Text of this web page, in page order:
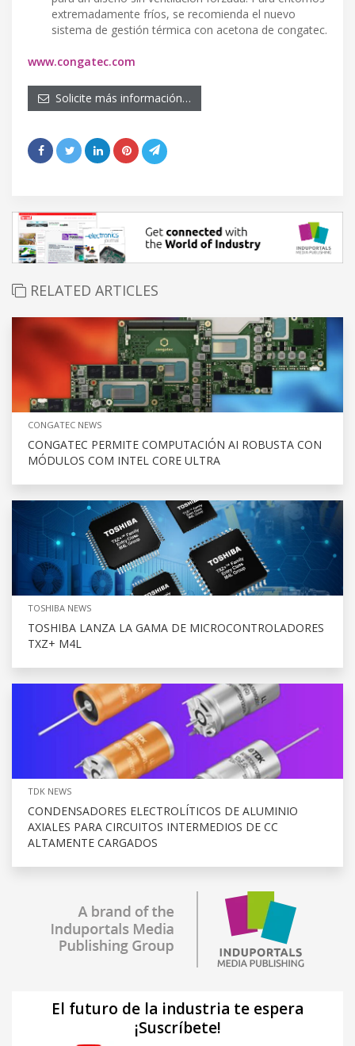
extremadamente fríos, se recomienda el nuevo
sistema de gestión térmica con acetona de congatec.
www.congatec.com
Solicite más información…
RELATED ARTICLES
CONGATEC NEWS
CONGATEC PERMITE COMPUTACIÓN AI ROBUSTA CON
MÓDULOS COM INTEL CORE ULTRA
TOSHIBA NEWS
TOSHIBA LANZA LA GAMA DE MICROCONTROLADORES
TXZ+ M4L
TDK NEWS
CONDENSADORES ELECTROLÍTICOS DE ALUMINIO
AXIALES PARA CIRCUITOS INTERMEDIOS DE CC
ALTAMENTE CARGADOS
El futuro de la industria te espera
¡Suscríbete!